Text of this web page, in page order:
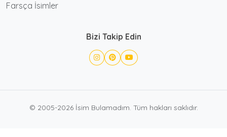
Farsça İsimler
Bizi Takip Edin
© 2005-2026 İsim Bulamadım. Tüm hakları saklıdır.